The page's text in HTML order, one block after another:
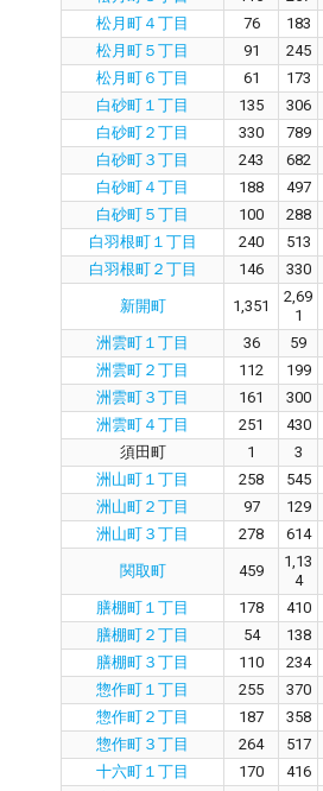
松月町４丁目
76 183
松月町５丁目
91 245
松月町６丁目
61 173
白砂町１丁目
135 306
白砂町２丁目
330 789
白砂町３丁目
243 682
白砂町４丁目
188 497
白砂町５丁目
100 288
白羽根町１丁目
240 513
白羽根町２丁目
146 330
新開町 1,351
2,69
1
洲雲町１丁目 36 59
洲雲町２丁目
112 199
洲雲町３丁目
161 300
洲雲町４丁目
251 430
須田町
1 3
洲山町１丁目
258 545
洲山町２丁目
97 129
洲山町３丁目
278 614
関取町 459
1,13
4
膳棚町１丁目 178 410
膳棚町２丁目
54 138
膳棚町３丁目
110 234
惣作町１丁目
255 370
惣作町２丁目
187 358
惣作町３丁目
264 517
十六町１丁目
170 416